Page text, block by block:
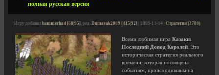
полная русская версия
Игру добавил hammerhad [68|95], ред. Dumasuk2009 [415|92] | 2009-11-14 | Стратегии (3780)
Всеми любимая игра Казаки:
Последний Довод Королей . Это
историческая стратегия реального
времени, которая посвящена
событиям, происходившим на